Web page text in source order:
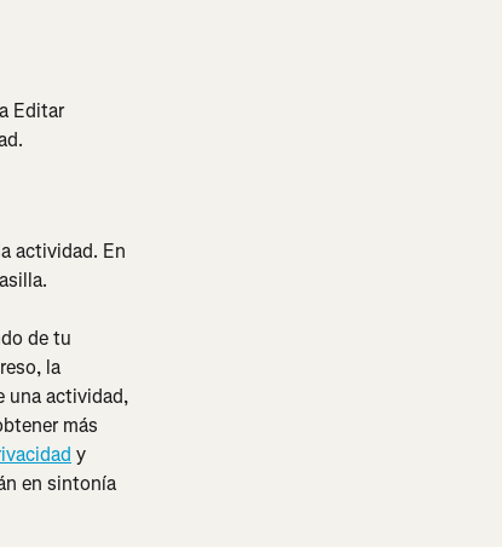
Editar
actividad. En
de tu
la
una actividad,
más
y
en sintonía